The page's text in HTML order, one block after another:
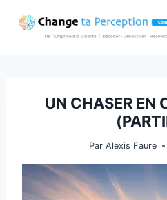
UN CHASER EN
Par Alexis Faure